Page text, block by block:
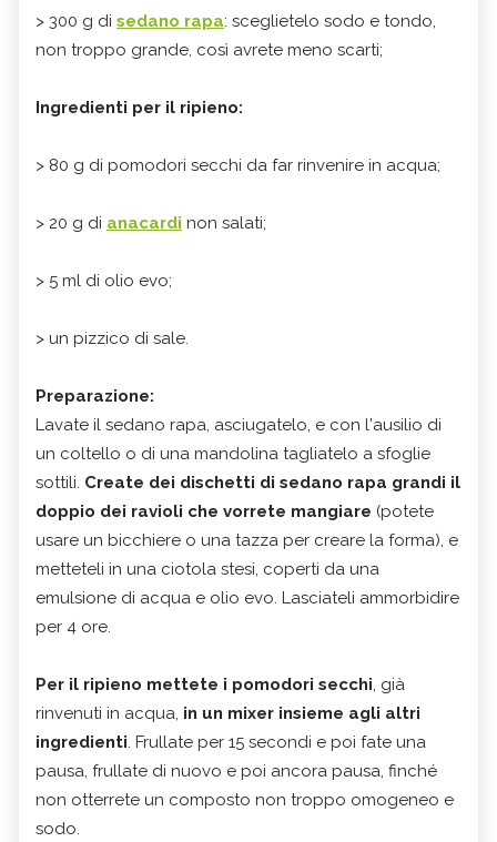
> 300 g di sedano rapa: sceglietelo sodo e tondo,
non troppo grande, così avrete meno scarti;
Ingredienti per il ripieno:
> 80 g di pomodori secchi da far rinvenire in acqua;
> 20 g di anacardi non salati;
> 5 ml di olio evo;
> un pizzico di sale.
Preparazione:
Lavate il sedano rapa, asciugatelo, e con l'ausilio di
un coltello o di una mandolina tagliatelo a sfoglie
sottili. Create dei dischetti di sedano rapa grandi il
doppio dei ravioli che vorrete mangiare (potete
usare un bicchiere o una tazza per creare la forma), e
metteteli in una ciotola stesi, coperti da una
emulsione di acqua e olio evo. Lasciateli ammorbidire
per 4 ore.
Per il ripieno mettete i pomodori secchi, già
rinvenuti in acqua, in un mixer insieme agli altri
ingredienti. Frullate per 15 secondi e poi fate una
pausa, frullate di nuovo e poi ancora pausa, finché
non otterrete un composto non troppo omogeneo e
sodo.